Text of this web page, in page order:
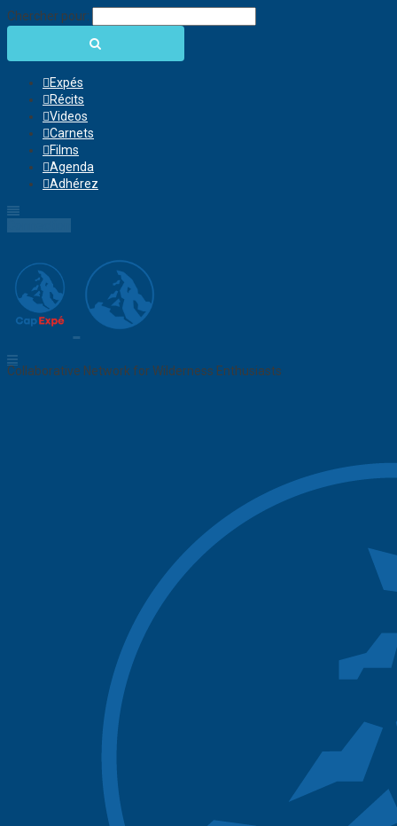
Chercher pour:
Expés
Récits
Videos
Carnets
Films
Agenda
Adhérez
Collaborative Network for Wilderness Enthusiasts